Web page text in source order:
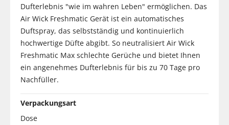
Dufterlebnis "wie im wahren Leben" ermöglichen. Das
Air Wick Freshmatic Gerät ist ein automatisches
Duftspray, das selbstständig und kontinuierlich
hochwertige Düfte abgibt. So neutralisiert Air Wick
Freshmatic Max schlechte Gerüche und bietet Ihnen
ein angenehmes Dufterlebnis für bis zu 70 Tage pro
Nachfüller.
Verpackungsart
Dose